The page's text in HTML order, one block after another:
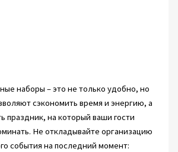
наборы – это не только удобно, но
сэкономить время и энергию, а
праздник, на который ваши гости
Не откладывайте организацию
события на последний момент: